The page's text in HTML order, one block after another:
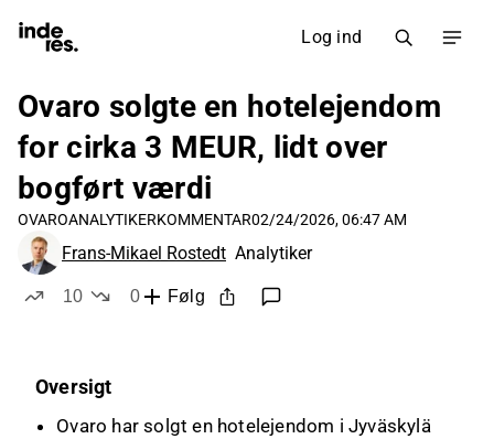
Log ind
Ovaro solgte en hotelejendom
for cirka 3 MEUR, lidt over
bogført værdi
OVAROANALYTIKERKOMMENTAR02/24/2026, 06:47 AM
Frans-Mikael Rostedt Analytiker
10
0
Følg
Oversigt
Ovaro har solgt en hotelejendom i Jyväskylä